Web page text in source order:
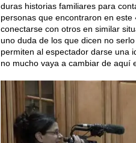
duras historias familiares para
personas que encontraron en
conectarse con otros en similar
uno duda de los que dicen no
permiten al espectador darse una
no mucho vaya a cambiar de aquí